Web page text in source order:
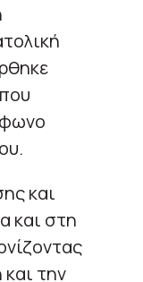
και
και στη
την